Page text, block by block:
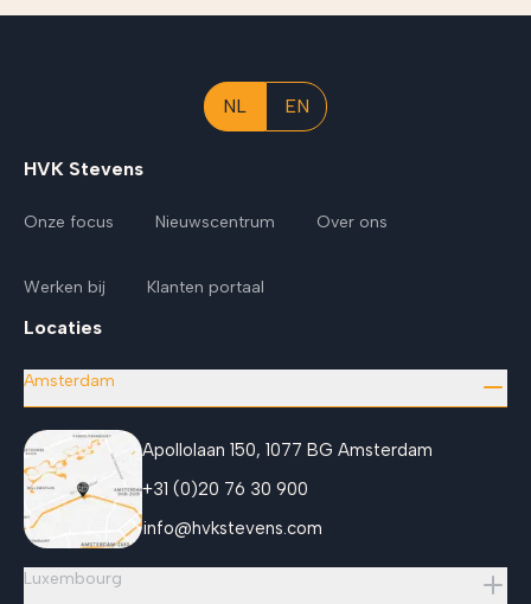
NL EN
HVK Stevens
Onze focus Nieuwscentrum Over ons
Werken bij Klanten portaal
Locaties
Amsterdam
Apollolaan 150, 1077 BG Amsterdam
+31 (0)20 76 30 900
info@hvkstevens.com
Luxembourg